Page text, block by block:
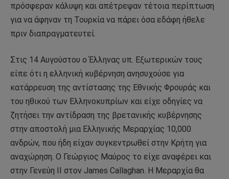
πρόσφεραν κάλυψη και απέτρεψαν τέτοια περίπτωση
για να άφηναν τη Τουρκία να πάρει όσα εδάφη ήθελε
πριν διαπραγματευτεί.
Στις 14 Αυγούστου ο Έλληνας υπ. Εξωτερικών τους
είπε ότι η ελληνική κυβέρνηση ανησυχούσε για
κατάρρευση της αντίστασης της Εθνικής Φρουράς και
του ηθικού των Ελληνοκυπρίων και είχε οδηγίες να
ζητήσει την αντίδραση της βρετανικής κυβέρνησης
στην αποστολή μια Ελληνικής Μεραρχίας 10,000
ανδρών, που ήδη είχαν συγκεντρωθεί στην Κρήτη για
αναχώρηση. Ο Γεώργιος Μαύρος το είχε αναφέρει και
στην Γενεύη ΙΙ στον James Callaghan. Η Μεραρχία θα